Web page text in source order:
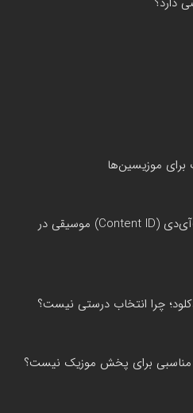
برای موزیسین‌ها
همه‌چیز دربارهٔ کانتنت‌آی‌دی (Content ID) موسیقی در
چرا انتخاب درستی نیست؟
مناسبی برای پخش موزیک نیست؟